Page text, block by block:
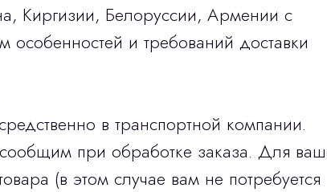
Киргизии, Белоруссии, Армении с
особенностей и требований доставки
в транспортной компании.
при обработке заказа. Для
(в этом случае вам не потребуется